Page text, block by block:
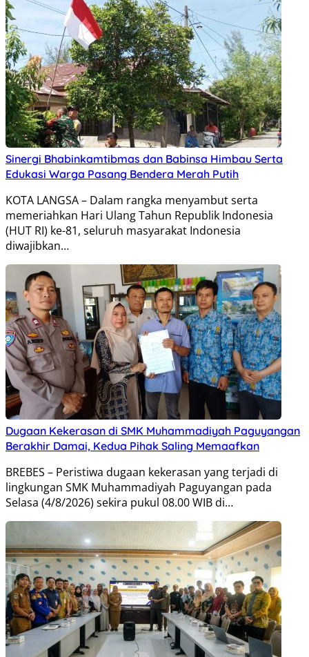
Sinergi Bhabinkamtibmas dan Babinsa Himbau Serta
Edukasi Warga Pasang Bendera Merah Putih
KOTA LANGSA – Dalam rangka menyambut serta
memeriahkan Hari Ulang Tahun Republik Indonesia
(HUT RI) ke-81, seluruh masyarakat Indonesia
diwajibkan…
Dugaan Kekerasan di SMK Muhammadiyah Paguyangan
Berakhir Damai, Kedua Pihak Saling Memaafkan
BREBES – Peristiwa dugaan kekerasan yang terjadi di
lingkungan SMK Muhammadiyah Paguyangan pada
Selasa (4/8/2026) sekira pukul 08.00 WIB di…